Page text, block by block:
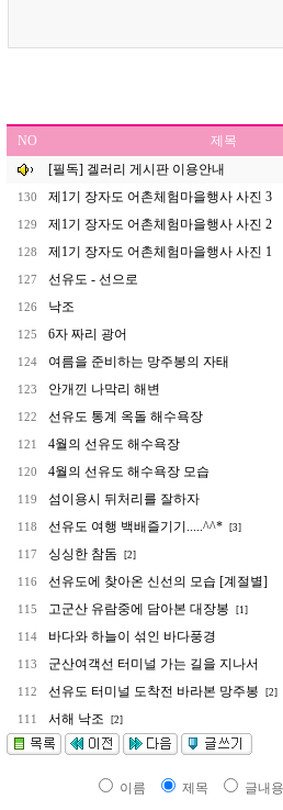
NO
제목
[필독] 겔러리 게시판 이용안내
130 제1기 장자도 어촌체험마을행사 사진 3
129 제1기 장자도 어촌체험마을행사 사진 2
128 제1기 장자도 어촌체험마을행사 사진 1
127 선유도 - 선으로
126 낙조
125 6자 짜리 광어
124 여름을 준비하는 망주봉의 자태
123 안개낀 나막리 해변
122 선유도 통계 옥돌 해수욕장
121 4월의 선유도 해수욕장
120 4월의 선유도 해수욕장 모습
119 섬이용시 뒤처리를 잘하자
118 선유도 여행 백배즐기기.....^^* [3]
117 싱싱한 참돔 [2]
116 선유도에 찾아온 신선의 모습 [계절별]
115 고군산 유람중에 담아본 대장봉 [1]
114 바다와 하늘이 섞인 바다풍경
113 군산여객선 터미널 가는 길을 지나서
112 선유도 터미널 도착전 바라본 망주봉 [2]
111 서해 낙조 [2]
이름 제목 글